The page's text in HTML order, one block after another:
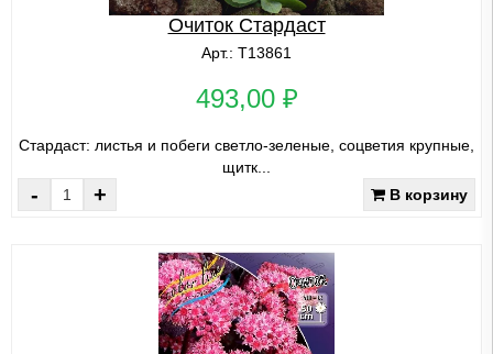
Очиток Стардаст
Арт.: Т13861
493,00 ₽
Стардаст: листья и побеги светло-зеленые, соцветия крупные,
щитк...
- + В корзину